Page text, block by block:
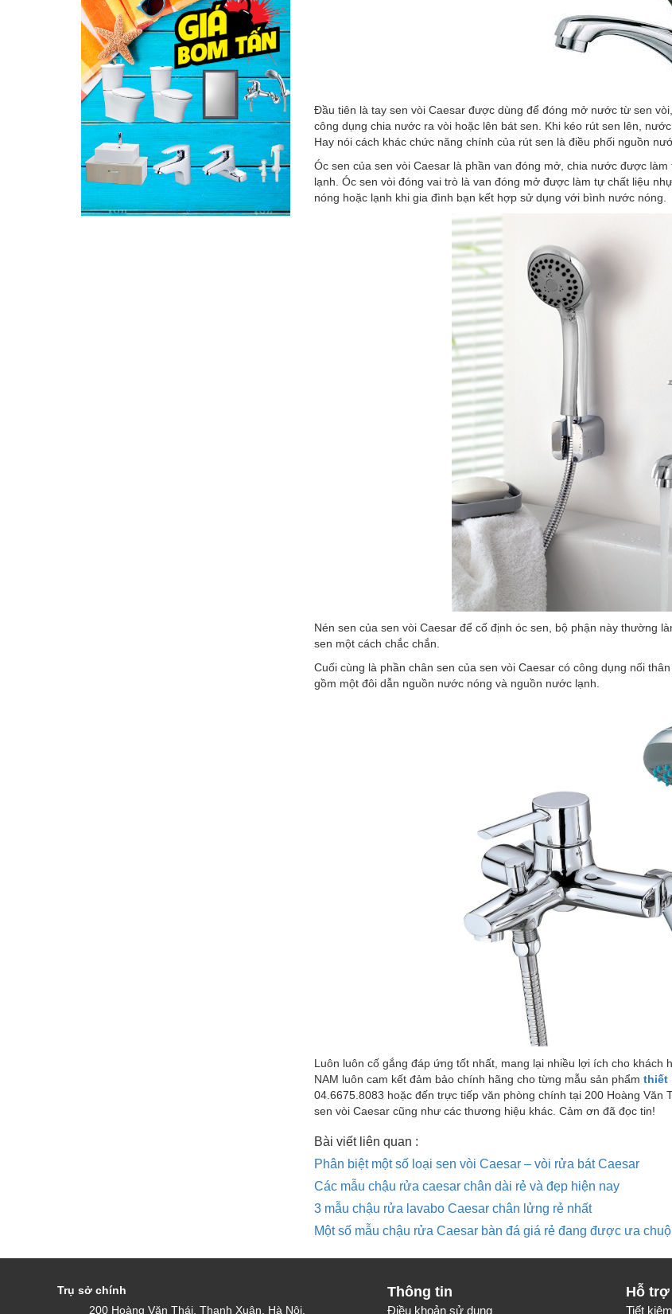
Đầu tiên là tay sen vòi Caesar được dùng để đóng mở nước từ sen
công dụng chia nước ra vòi hoặc lên bát sen. Khi kéo rút sen lên,
Hay nói cách khác chức năng chính của rút sen là điều phối nguồn
Óc sen của sen vòi Caesar là phần van đóng mở, chia nước được
lạnh. Óc sen vòi đóng vai trò là van đóng mở được làm tự chất liệu
nóng hoặc lạnh khi gia đình bạn kết hợp sử dụng với bình nước nóng.
Nén sen của sen vòi Caesar để cố định óc sen, bộ phận này thường
sen một cách chắc chắn.
Cuối cùng là phần chân sen của sen vòi Caesar có công dụng nối
gồm một đôi dẫn nguồn nước nóng và nguồn nước lạnh.
Luôn luôn cố gắng đáp ứng tốt nhất, mang lại nhiều lợi ích cho khách
NAM luôn cam kết đảm bảo chính hãng cho từng mẫu sản phẩm thiết
04.6675.8083 hoặc đến trực tiếp văn phòng chính tại 200 Hoàng
sen vòi Caesar cũng như các thương hiệu khác. Cảm ơn đã đọc tin!
Bài viết liên quan :
Phân biệt một số loại sen vòi Caesar – vòi rửa bát Caesar
Các mẫu chậu rửa caesar chân dài rẻ và đẹp hiện nay
3 mẫu chậu rửa lavabo Caesar chân lửng rẻ nhất
Một số mẫu chậu rửa Caesar bàn đá giá rẻ đang được ưa
Trụ sở chính
200 Hoàng Văn Thái, Thanh Xuân, Hà Nội.
Thông tin
Điều khoản sử dụng
Hỗ trợ
Tiết